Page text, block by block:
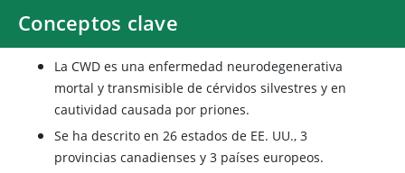
Conceptos clave
La CWD es una enfermedad neurodegenerativa
mortal y transmisible de cérvidos silvestres y en
cautividad causada por priones.
Se ha descrito en 26 estados de EE. UU., 3
provincias canadienses y 3 países europeos.